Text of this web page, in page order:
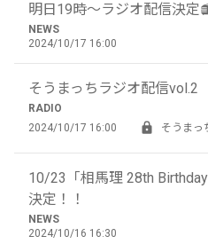
明日19時～ラジオ配信決定
NEWS
2024/10/17 16:00
そうまっちラジオ配信vol.2
RADIO
2024/10/17 16:00
そうまっ
10/23「相馬理 28th
決定！！
NEWS
2024/10/16 16:30